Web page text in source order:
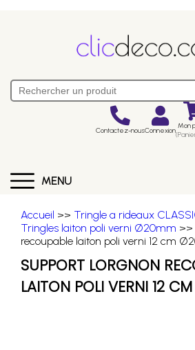
Contactez-nousConnexion Mon
MENU
Accueil >> Tringle a rideaux
Tringles laiton poli verni Ø20mm >>
recoupable laiton poli verni 12 cm
SUPPORT LORGNON
LAITON POLI VERNI 12